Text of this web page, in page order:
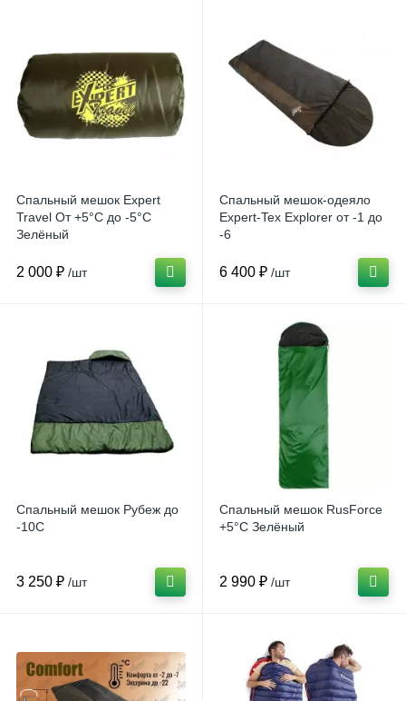
Спальный мешок Expert
Travel От +5°С до -5°С
Зелёный
2 000 ₽ /шт
Спальный мешок-одеяло
Expert-Tex Explorer от -1 до
-6
6 400 ₽ /шт
Спальный мешок Рубеж до
-10C
3 250 ₽ /шт
Спальный мешок RusForce
+5°С Зелёный
2 990 ₽ /шт